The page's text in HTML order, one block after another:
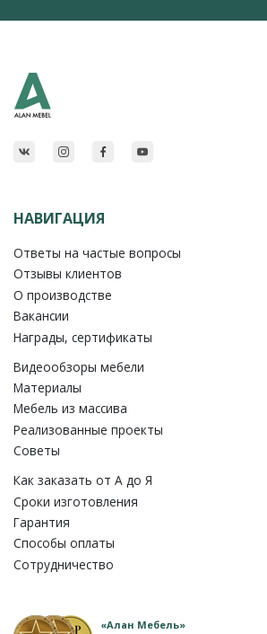
НАВИГАЦИЯ
Ответы на частые вопросы
Отзывы клиентов
О производстве
Вакансии
Награды, сертификаты
Видеообзоры мебели
Материалы
Мебель из массива
Реализованные проекты
Советы
Как заказать от A до Я
Сроки изготовления
Гарантия
Способы оплаты
Сотрудничество
«Алан Мебель»